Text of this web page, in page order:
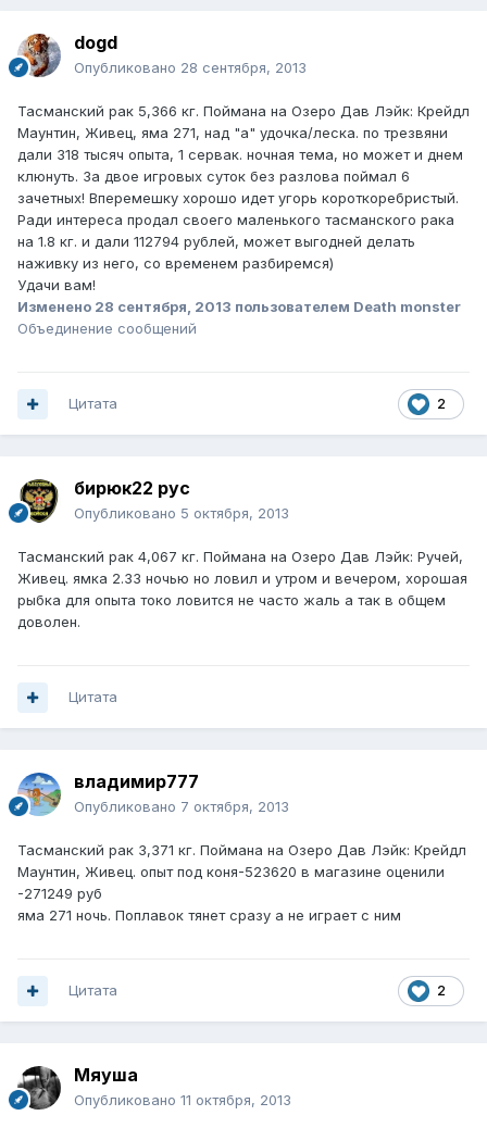
dogd
Опубликовано 28 сентября, 2013
Тасманский рак 5,366 кг. Поймана на Озеро Дав Лэйк: Крейдл
Маунтин, Живец, яма 271, над "а" удочка/леска. по трезвяни
дали 318 тысяч опыта, 1 сервак. ночная тема, но может и днем
клюнуть. За двое игровых суток без разлова поймал 6
зачетных! Вперемешку хорошо идет угорь короткоребристый.
Ради интереса продал своего маленького тасманского рака
на 1.8 кг. и дали 112794 рублей, может выгодней делать
наживку из него, со временем разбиремся)
Удачи вам!
Изменено 28 сентября, 2013 пользователем Death monster
Объединение сообщений
2
Цитата
бирюк22 рус
Опубликовано 5 октября, 2013
Тасманский рак 4,067 кг. Поймана на Озеро Дав Лэйк: Ручей,
Живец. ямка 2.33 ночью но ловил и утром и вечером, хорошая
рыбка для опыта токо ловится не часто жаль а так в общем
доволен.
Цитата
владимир777
Опубликовано 7 октября, 2013
Тасманский рак 3,371 кг. Поймана на Озеро Дав Лэйк: Крейдл
Маунтин, Живец. опыт под коня-523620 в магазине оценили
-271249 руб
яма 271 ночь. Поплавок тянет сразу а не играет с ним
2
Цитата
Мяуша
Опубликовано 11 октября, 2013